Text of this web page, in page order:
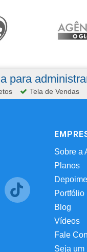
para
Tela de Vendas
Sobre a
Planos
Portfólio
Blog
Vídeos
Fale
Seja um